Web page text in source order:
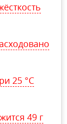
25 °С
49 г